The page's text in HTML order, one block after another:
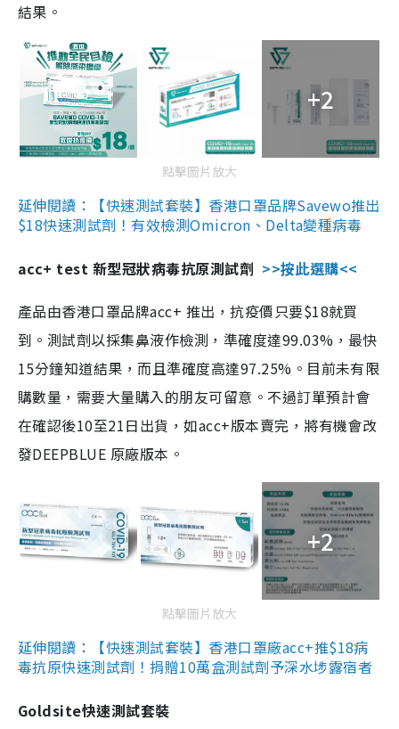
結果。
+2
點擊圖片放大
延伸閱讀：【快速測試套裝】香港口罩品牌Savewo推出
$18快速測試劑！有效檢測Omicron、Delta變種病毒
acc+ test 新型冠狀病毒抗原測試劑 >>按此選購<<
產品由香港口罩品牌acc+ 推出，抗疫價只要$18就買
到。測試劑以採集鼻液作檢測，準確度達99.03%，最快
15分鐘知道結果，而且準確度高達97.25%。目前未有限
購數量，需要大量購入的朋友可留意。不過訂單預計會
在確認後10至21日出貨，如acc+版本賣完，將有機會改
發DEEPBLUE 原廠版本。
+2
點擊圖片放大
延伸閱讀：【快速測試套裝】香港口罩廠acc+推$18病
毒抗原快速測試劑！捐贈10萬盒測試劑予深水埗露宿者
Goldsite快速測試套裝